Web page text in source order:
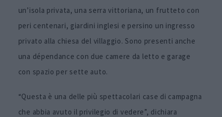
un’isola privata, una serra vittoriana, un frutteto con
peri centenari, giardini inglesi e persino un ingresso
privato alla chiesa del villaggio. Sono presenti anche
una dépendance con due camere da letto e garage
con spazio per sette auto.
“Questa è una delle più spettacolari case di campagna
che abbia avuto il privilegio di vedere”, dichiara